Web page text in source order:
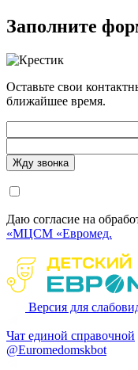
Заполните
Оставьте свои
ближайшее время.
Даю согласие на
«МЦСМ «Евромед.
Версия для
Чат единой справочной
@Euromedomskbot